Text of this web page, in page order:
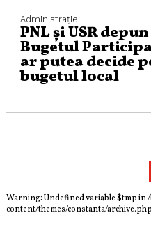
Administraţie
PNL și USR
Bugetul
ar putea decide
bugetul local
Warning: Undefined variable $tmp in
content/themes/constanta/archive.php